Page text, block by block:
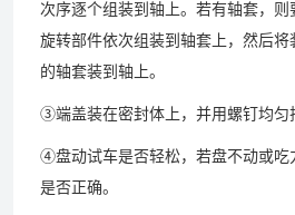
次序逐个组装到轴上。若有轴套，则
旋转部件依次组装到轴套上，然后
的轴套装到轴上。
③端盖装在密封体上，并用螺钉均匀
④盘动试车是否轻松，若盘不动或吃
是否正确。